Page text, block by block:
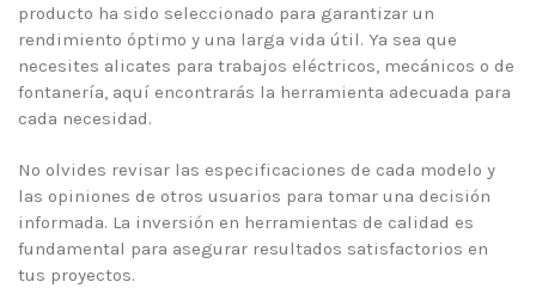
producto ha sido seleccionado para garantizar un
rendimiento óptimo y una larga vida útil. Ya sea que
necesites alicates para trabajos eléctricos, mecánicos o de
fontanería, aquí encontrarás la herramienta adecuada para
cada necesidad.
No olvides revisar las especificaciones de cada modelo y
las opiniones de otros usuarios para tomar una decisión
informada. La inversión en herramientas de calidad es
fundamental para asegurar resultados satisfactorios en
tus proyectos.